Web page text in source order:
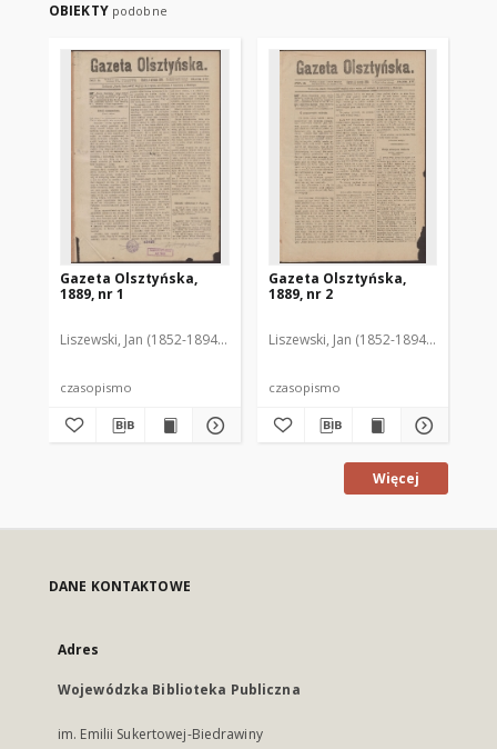
OBIEKTY podobne
Gazeta Olsztyńska,
1889, nr 1
Liszewski, Jan (1852-1894). Red.
czasopismo
Gazeta Olsztyńska,
1889, nr 2
Liszewski, Jan (1852-1894). Red.
czasopismo
Więcej
DANE KONTAKTOWE
Adres
Wojewódzka Biblioteka Publiczna
im. Emilii Sukertowej-Biedrawiny